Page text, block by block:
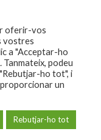
oferir-vos
vostres
a "Acceptar-ho
Tanmateix, podeu
ho tot", i
un
Rebutjar-ho tot